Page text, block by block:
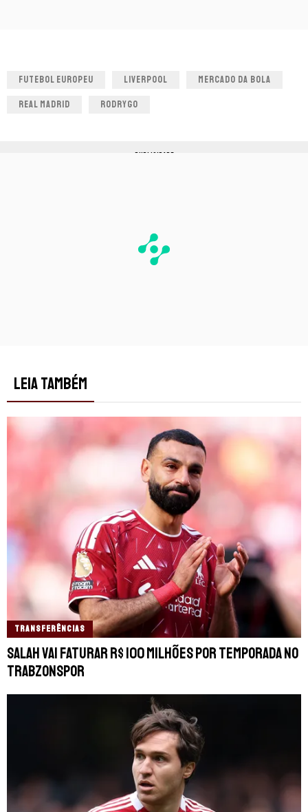
FUTEBOL EUROPEU LIVERPOOL MERCADO DA BOLA
REAL MADRID RODRYGO
PUBLICIDADE
LEIA TAMBÉM
TRANSFERÊNCIAS
Salah vai faturar R$ 100 milhões por temporada no
Trabzonspor